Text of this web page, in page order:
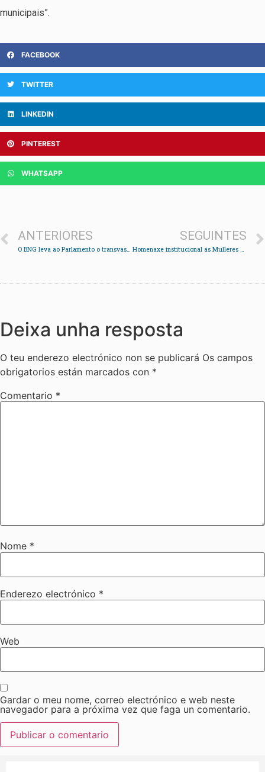
municipais”.
FACEBOOK
TWITTER
LINKEDIN
PINTEREST
WHATSAPP
ANTERIORES SEGUINTES
Deixa unha resposta
O teu enderezo electrónico non se publicará Os campos
obrigatorios están marcados con *
Comentario *
Nome *
Enderezo electrónico *
Web
Gardar o meu nome, correo electrónico e web neste
navegador para a próxima vez que faga un comentario.